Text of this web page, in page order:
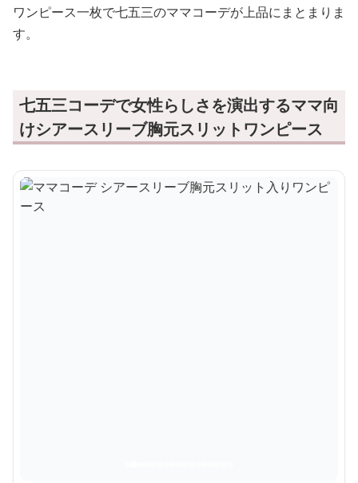
ワンピース一枚で七五三のママコーデが上品にまとまりま
す。
七五三コーデで女性らしさを演出するママ向
けシアースリーブ胸元スリットワンピース